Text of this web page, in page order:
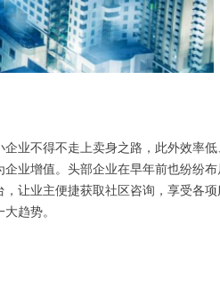
业不得不走上卖身之路，此外效率低
业增值。头部企业在早年前也纷纷布
让业主便捷获取社区咨询，享受各项
趋势。